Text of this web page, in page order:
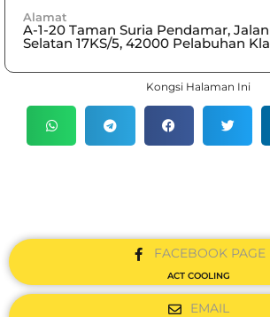
Alamat
A-1-20 Taman Suria Pendamar,
Selatan 17KS/5, 42000 Pelabuhan
Kongsi Halaman Ini
FACEBOOK PAGE
ACT COOLING
EMAIL